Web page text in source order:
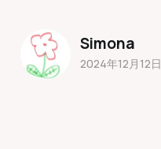
Simona
2024年12月12日